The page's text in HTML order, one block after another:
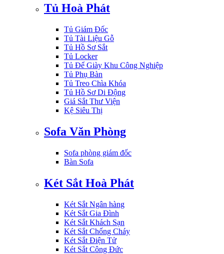
Tủ Hoà Phát
Tủ Giám Đốc
Tủ Tài Liệu Gỗ
Tủ Hồ Sơ Sắt
Tủ Locker
Tủ Để Giày Khu Công Nghiệp
Tủ Phụ Bàn
Tủ Treo Chìa Khóa
Tủ Hồ Sơ Di Động
Giá Sắt Thư Viện
Kệ Siêu Thị
Sofa Văn Phòng
Sofa phòng giám đốc
Bàn Sofa
Két Sắt Hoà Phát
Két Sắt Ngân hàng
Két Sắt Gia Đình
Két Sắt Khách Sạn
Két Sắt Chống Cháy
Két Sắt Điện Tử
Két Sắt Công Đức